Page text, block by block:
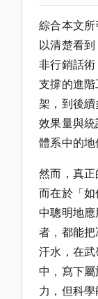
綜合本文
以清楚看
非行銷話
支撐的進
架，到後
效果量與
體系中的地
然而，真正
而在於「
中聰明地
者，都能
汗水，在
中，寫下
力，但科